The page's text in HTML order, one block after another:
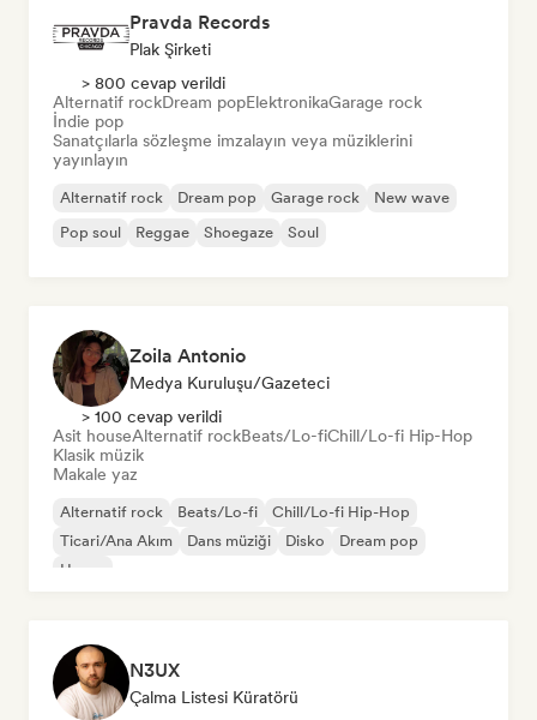
Pravda Records
Plak Şirketi
> 800 cevap verildi
Alternatif rockDream popElektronikaGarage rock
İndie pop
Sanatçılarla sözleşme imzalayın veya müziklerini
yayınlayın
Alternatif rock Dream pop Garage rock
New wave
Pop soul
Reggae Shoegaze Soul
Zoila Antonio
Medya Kuruluşu/Gazeteci
> 100 cevap verildi
Asit houseAlternatif rockBeats/Lo-fiChill/Lo-fi Hip-Hop
Klasik müzik
Makale yaz
Alternatif rock Beats/Lo-fi
Chill/Lo-fi Hip-Hop
Ticari/Ana Akım
Dans müziği Disko
Dream pop
House
N3UX
Çalma Listesi Küratörü